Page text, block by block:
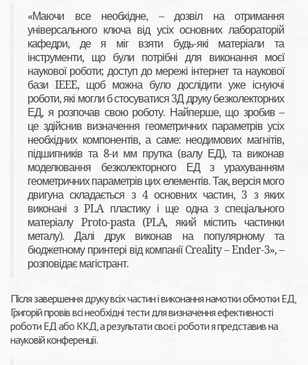
«Маючи все необхідне, – дозвіл на отримання
універсального ключа від усіх основних лабораторій
кафедри, де я міг взяти будь-які матеріали та
інструменти, що були потрібні для виконання моєї
наукової роботи; доступ до мережі інтернет та наукової
бази IEEE, щоб можна було дослідити уже існуючі
роботи, які могли б стосуватися 3Д друку безколекторних
ЕД, я розпочав свою роботу. Найперше, що зробив –
це здійснив визначення геометричних параметрів усіх
необхідних компонентів, а саме: неодимових магнітів,
підшипників та 8-и мм прутка (валу ЕД), та виконав
моделювання безколекторного ЕД з урахуванням
геометричних параметрів цих елементів. Так, версія мого
двигуна складається з 4 основних частин, 3 з яких
виконані з PLA пластику і ще одна з спеціального
матеріалу Proto-pasta (PLA, який містить частинки
металу). Далі друк виконав на популярному та
бюджетному принтері від компанії Creality – Ender-3», –
розповідає магістрант.
Після завершення друку всіх частин і виконання намотки обмотки ЕД,
Григорій провів всі необхідні тести для визначення ефективності
роботи ЕД або ККД, а результати своєї роботи я представив на
науковій конференції.